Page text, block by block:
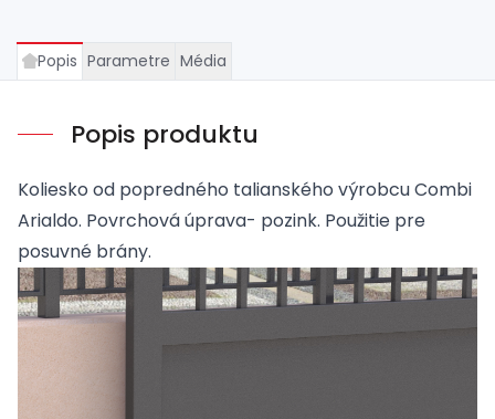
Popis Parametre Média
Popis produktu
Koliesko od popredného talianského výrobcu Combi
Arialdo. Povrchová úprava- pozink. Použitie pre
posuvné brány.